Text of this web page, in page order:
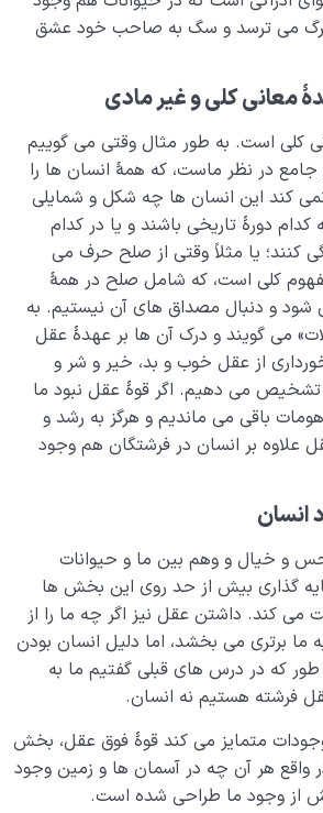
گرگ می ترسد و سگ به صاحب خود عشق
معانی کلی و غیر مادی
کلی است. به طور مثال وقتی می گوییم
جامع در نظر ماست، که همۀ انسان ها را
کند این انسان ها چه شکل و شمایلی
کدام دورۀ تاریخی باشند و یا در کدام
کنند؛ یا مثلاً وقتی از صلح حرف می
کلی است، که شامل صلح در همۀ
شود و دنبال مصداق های آن نیستیم. به
می گویند و درک آن ها بر عهدۀ عقل
از عقل خوب و بد، خیر و شر و
تشخیص می دهیم. اگر قوۀ عقل نبود ما
باقی می ماندیم و هرگز به رشد و
علاوه بر انسان در فرشتگان هم وجود
انسان
حس و خیال و وهم بین ما و حیوانات
گذاری بیش از حد روی این بخش ها
می کند. داشتن عقل نیز اگر چه ما را از
ما برتری می بخشد، اما دلیل انسان بودن
که در درس های قبلی گفتیم ما به
فرشته هستیم نه انسان.
متمایز می کند قوۀ فوق عقل، بخش
واقع هر آن چه در آسمان ها و زمین وجود
از وجود ما طراحی شده است.